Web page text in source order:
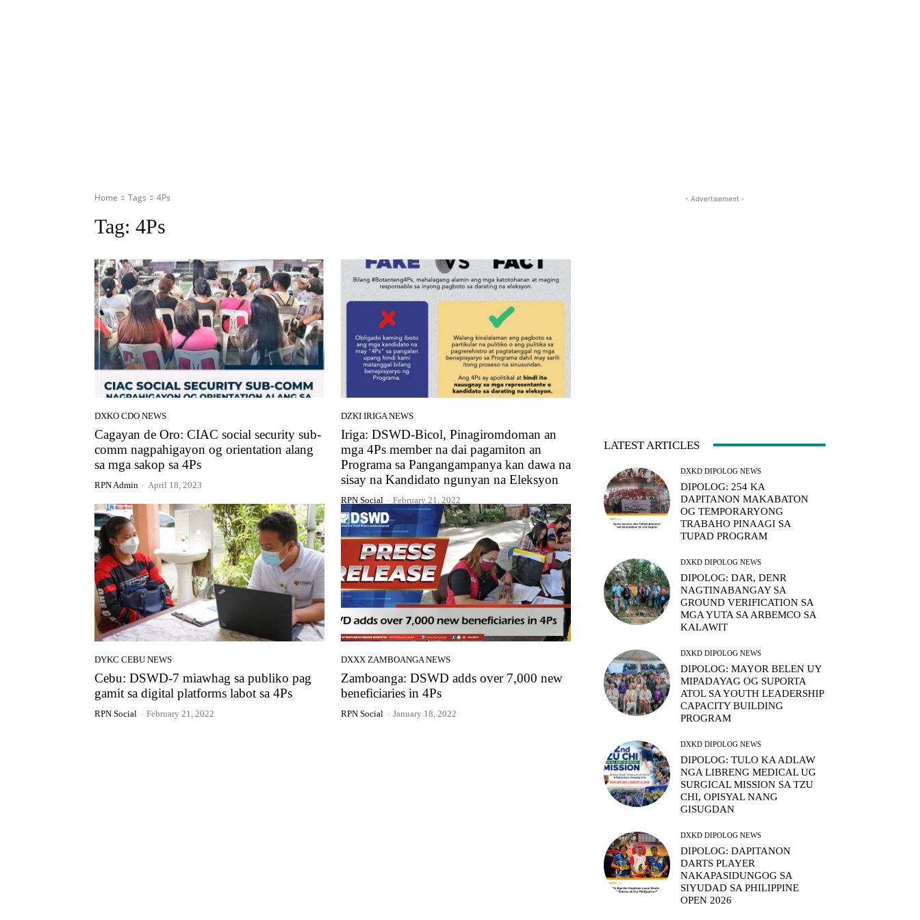
Home Tags 4Ps
Tag: 4Ps
DXKO CDO NEWS
Cagayan de Oro: CIAC social security sub-
comm nagpahigayon og orientation alang
sa mga sakop sa 4Ps
RPN Admin - April 18, 2023
DZKI IRIGA NEWS
Iriga: DSWD-Bicol, Pinagiromdoman an
mga 4Ps member na dai pagamiton an
Programa sa Pangangampanya kan dawa na
sisay na Kandidato ngunyan na Eleksyon
RPN Social - February 21, 2022
DYKC CEBU NEWS
Cebu: DSWD-7 miawhag sa publiko pag
gamit sa digital platforms labot sa 4Ps
RPN Social - February 21, 2022
DXXX ZAMBOANGA NEWS
Zamboanga: DSWD adds over 7,000 new
beneficiaries in 4Ps
RPN Social - January 18, 2022
- Advertisement -
LATEST ARTICLES
DXKD DIPOLOG NEWS
DIPOLOG: 254 KA
DAPITANON MAKABATON
OG TEMPORARYONG
TRABAHO PINAAGI SA
TUPAD PROGRAM
DXKD DIPOLOG NEWS
DIPOLOG: DAR, DENR
NAGTINABANGAY SA
GROUND VERIFICATION SA
MGA YUTA SA ARBEMCO SA
KALAWIT
DXKD DIPOLOG NEWS
DIPOLOG: MAYOR BELEN UY
MIPADAYAG OG SUPORTA
ATOL SA YOUTH LEADERSHIP
CAPACITY BUILDING
PROGRAM
DXKD DIPOLOG NEWS
DIPOLOG: TULO KA ADLAW
NGA LIBRENG MEDICAL UG
SURGICAL MISSION SA TZU
CHI, OPISYAL NANG
GISUGDAN
DXKD DIPOLOG NEWS
DIPOLOG: DAPITANON
DARTS PLAYER
NAKAPASIDUNGOG SA
SIYUDAD SA PHILIPPINE
OPEN 2026